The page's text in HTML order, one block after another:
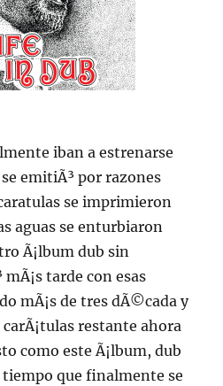
iban a estrenarse
emitiÃ³ por razones
se imprimieron
aguas se enturbiaron
Ã¡lbum dub sin
tarde con esas
mÃ¡s de tres dÃ©cada y
restante ahora
como este Ã¡lbum, dub
que finalmente se